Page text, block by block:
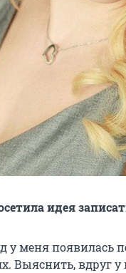
идея
у меня появилась
Выяснить, вдруг